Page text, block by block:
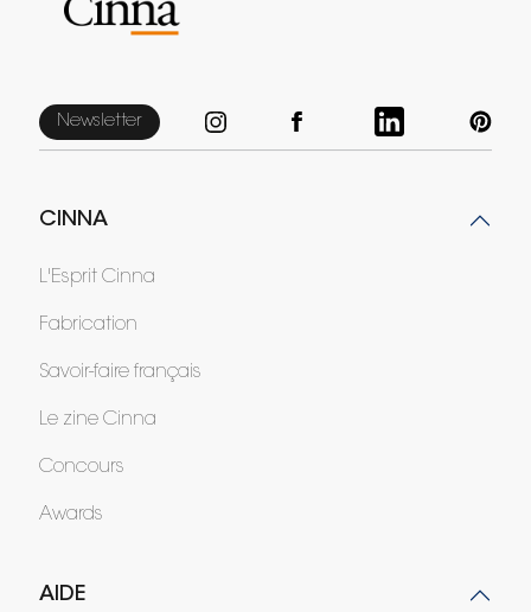
Newsletter
CINNA
L'Esprit Cinna
Fabrication
Savoir-faire français
Le zine Cinna
Concours
Awards
AIDE